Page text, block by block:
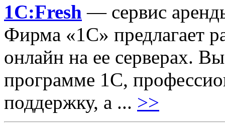
1С:Fresh — сервис
Фирма «1С» предлагает
онлайн на ее серверах.
программе 1С,
поддержку, а ... >>